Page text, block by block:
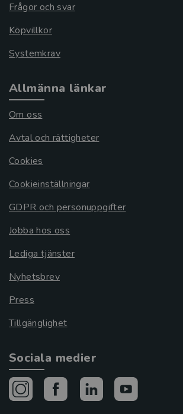
Frågor och svar
Köpvillkor
Systemkrav
Allmänna länkar
Om oss
Avtal och rättigheter
Cookies
Cookieinställningar
GDPR och personuppgifter
Jobba hos oss
Lediga tjänster
Nyhetsbrev
Press
Tillgänglighet
Sociala medier